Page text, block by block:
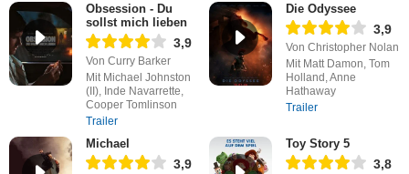
Obsession - Du
sollst mich lieben
3,9
Von Curry Barker
Mit Michael Johnston
(II), Inde Navarrette,
Cooper Tomlinson
Trailer
Die Odyssee
3,9
Von Christopher Nolan
Mit Matt Damon, Tom
Holland, Anne
Hathaway
Trailer
Michael
3,9
Toy Story 5
3,8